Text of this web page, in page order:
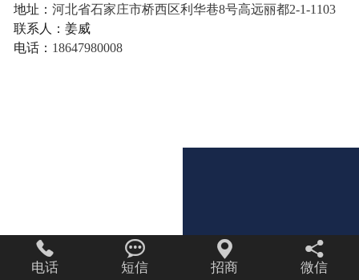
地址： 河北省石家庄市桥西区利华巷8号高远丽都2-1-1103
联系人：姜威
电话： 18647980008

电话

短信

招商

微信